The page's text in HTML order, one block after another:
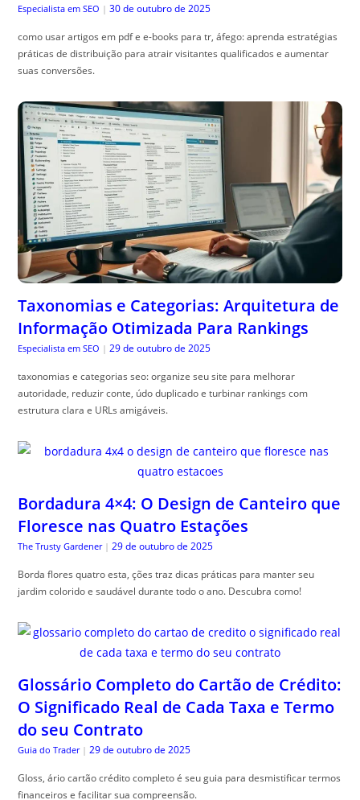
Especialista em SEO | 30 de outubro de 2025
como usar artigos em pdf e e-books para tr, áfego: aprenda estratégias
práticas de distribuição para atrair visitantes qualificados e aumentar
suas conversões.
Taxonomias e Categorias: Arquitetura de
Informação Otimizada Para Rankings
Especialista em SEO | 29 de outubro de 2025
taxonomias e categorias seo: organize seu site para melhorar
autoridade, reduzir conte, údo duplicado e turbinar rankings com
estrutura clara e URLs amigáveis.
Bordadura 4×4: O Design de Canteiro que
Floresce nas Quatro Estações
The Trusty Gardener | 29 de outubro de 2025
Borda flores quatro esta, ções traz dicas práticas para manter seu
jardim colorido e saudável durante todo o ano. Descubra como!
Glossário Completo do Cartão de Crédito:
O Significado Real de Cada Taxa e Termo
do seu Contrato
Guia do Trader | 29 de outubro de 2025
Gloss, ário cartão crédito completo é seu guia para desmistificar termos
financeiros e facilitar sua compreensão.